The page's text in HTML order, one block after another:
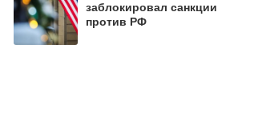
заблокировал санкции
против РФ